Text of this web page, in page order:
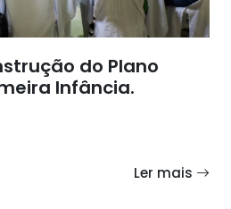
do Plano
Infância.
Ler mais